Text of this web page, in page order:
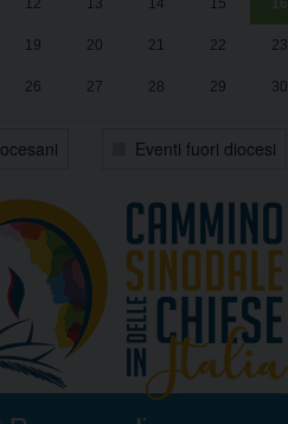
12 13 14 15 16
19 20 21 22 23
26 27 28 29 30
Eventi fuori diocesi